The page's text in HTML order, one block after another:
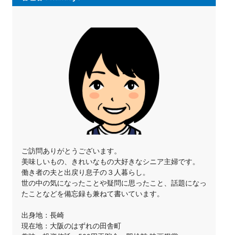
ご訪問ありがとうございます。
美味しいもの、きれいなもの大好きなシニア主婦です。
働き者の夫と出戻り息子の３人暮らし。
世の中の気になったことや疑問に思ったこと、話題になっ
たことなどを備忘録も兼ねて書いています。
出身地：長崎
現在地：大阪のはずれの田舎町